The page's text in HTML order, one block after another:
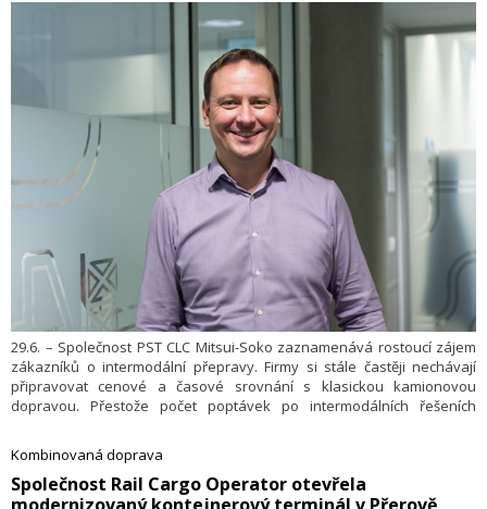
29.6. – Společnost PST CLC Mitsui-Soko zaznamenává rostoucí zájem
zákazníků o intermodální přepravy. Firmy si stále častěji nechávají
připravovat cenové a časové srovnání s klasickou kamionovou
dopravou. Přestože počet poptávek po intermodálních řešeních
kritériem zůstává cena a zákazníci v řadě případů nakonec volí
levnější variantu přepravy.
Kombinovaná doprava
​Společnost Rail Cargo Operator otevřela
modernizovaný kontejnerový terminál v Přerově